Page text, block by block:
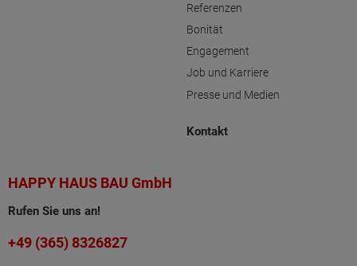
Referenzen
Bonität
Engagement
Job und Karriere
Presse und Medien
Kontakt
HAPPY HAUS BAU GmbH
Rufen Sie uns an!
+49 (365) 8326827